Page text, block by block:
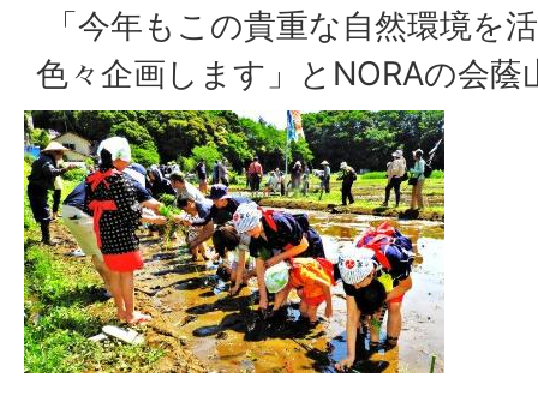
「今年もこの貴重な自然環境を
色々企画します」とNORAの会